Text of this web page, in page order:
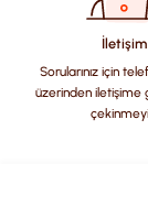
Bu ürüne
İletişim
Sorularınız için
üzerinden iletişime